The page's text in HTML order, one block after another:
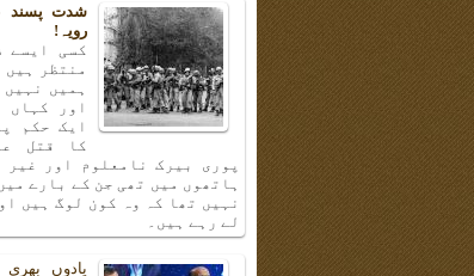
شدت پسند
رویہ!
کسی ایسے
منتظر
ہمیں
اور کہاں
ایک حکم
کا قتل
پوری بیرک نامعلوم اور غیر
ہاتھوں میں تھی جن کے بارے
نہیں تھا کہ وہ کون لوگ ہیں
لے رہے ہیں۔